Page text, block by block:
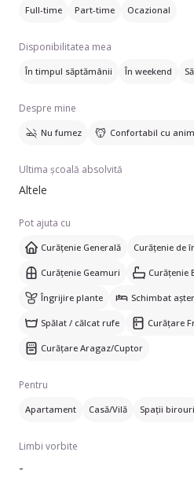
curățarea aragazului/ cuptorului.
Am experiență de 2 ani în
apartamente, case/vile sau spații
De asemenea, am absolvit Școala
Full-time Part-time Ocazional
Disponibilitatea mea
În timpul săptămânii În weekend
Despre mine
Nu fumez Confortabil cu
Ultima școală absolvită
Altele
Pot ajuta cu
Curățenie Generală Curățenie de
Curățenie Geamuri Curățenie
Îngrijire plante Schimbat
Spălat / călcat rufe Curățare
Curățare Aragaz/Cuptor
Pentru
Apartament Casă/Vilă Spații birouri
Limbi vorbite
-